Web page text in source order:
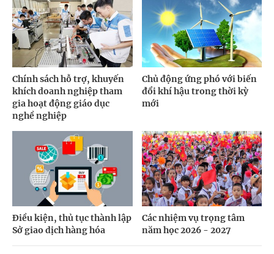
Chính sách hỗ trợ, khuyến
khích doanh nghiệp tham
gia hoạt động giáo dục
nghề nghiệp
Chủ động ứng phó với biến
đổi khí hậu trong thời kỳ
mới
Điều kiện, thủ tục thành lập
Sở giao dịch hàng hóa
Các nhiệm vụ trọng tâm
năm học 2026 - 2027